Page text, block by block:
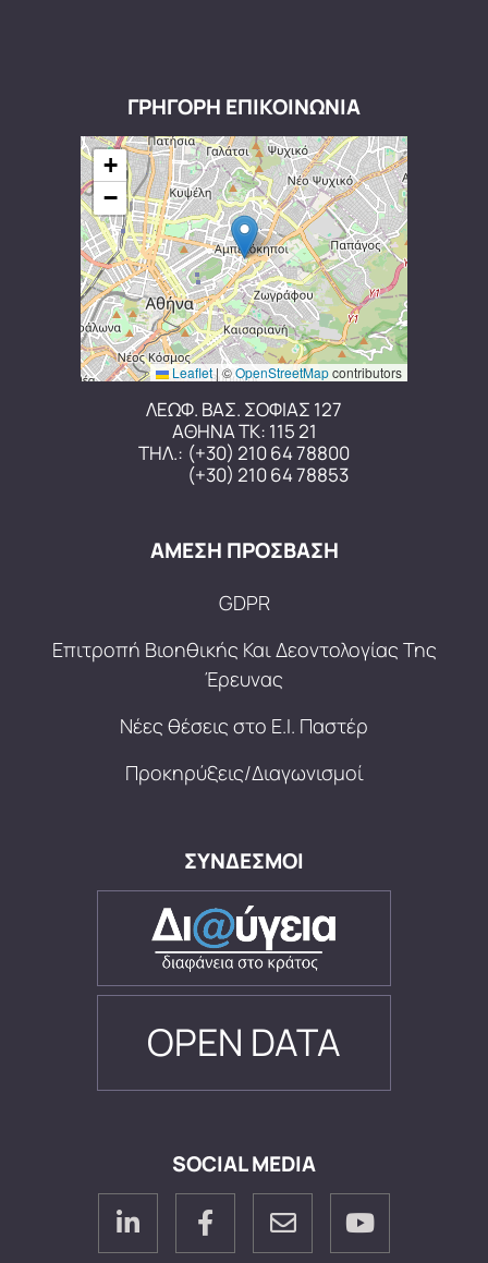
ΓΡΗΓΟΡΗ ΕΠΙΚΟΙΝΩΝΙΑ
+
−
Leaflet|©OpenStreetMapcontributors
ΛΕΩΦ. ΒΑΣ. ΣΟΦΙΑΣ 127
ΑΘΗΝΑ ΤΚ: 115 21
ΤΗΛ.: (+30) 210 64 78800
(+30) 210 64 78853
ΑΜΕΣΗ ΠΡΟΣΒΑΣΗ
GDPR
Επιτροπή Βιοηθικής Και Δεοντολογίας Της
Έρευνας
Νέες θέσεις στο Ε.Ι. Παστέρ
Προκηρύξεις/Διαγωνισμοί
ΣΥΝΔΕΣΜΟΙ
OPEN DATA
SOCIAL MEDIA